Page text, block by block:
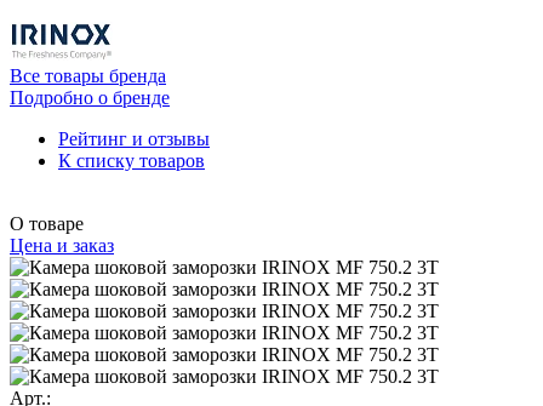
Все товары бренда
Подробно о бренде
Рейтинг и отзывы
К списку товаров
О товаре
Цена и заказ
Арт.: